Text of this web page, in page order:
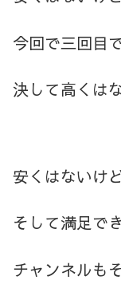
今回で三回目
決して高くは
安くはないけ
そして満足で
チャンネルも